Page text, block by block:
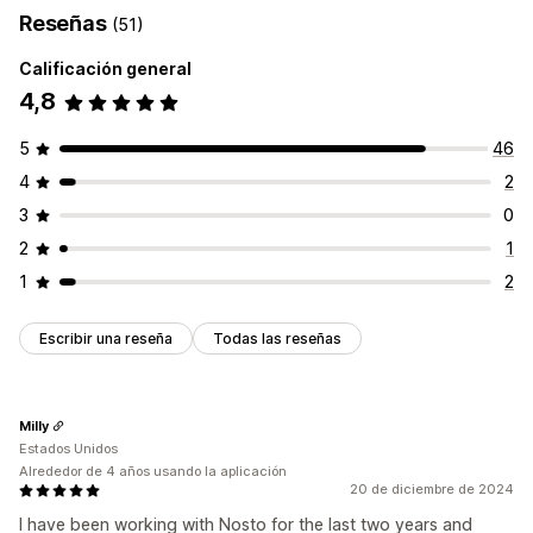
Reseñas (51)
Calificación general
4,8
5
46
4
2
3
0
2
1
1
2
Escribir una reseña Todas las reseñas
20 de diciembre de 2024
I have been working with Nosto for the last two years and
Milly
Estados Unidos
Alrededor de 4 años usando la aplicación